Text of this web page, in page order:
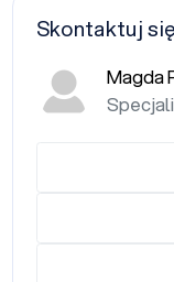
Skontaktuj
Magda